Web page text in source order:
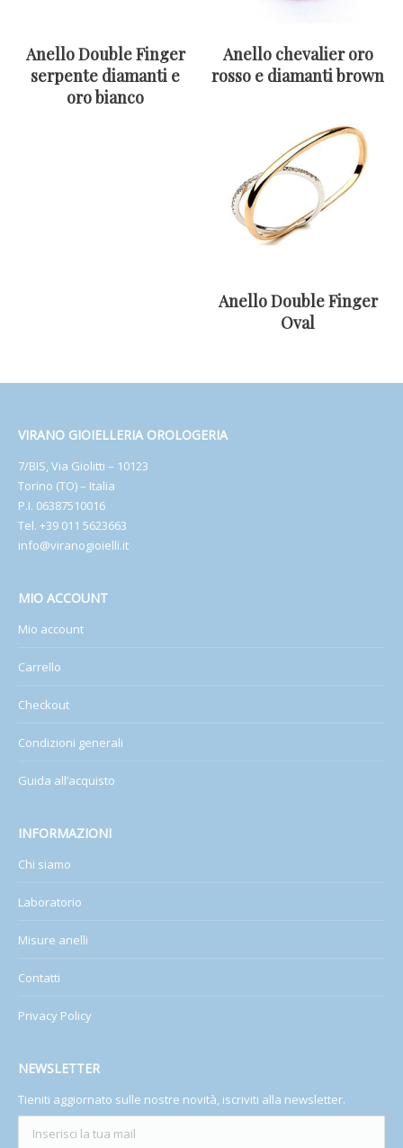
Anello Double Finger
serpente diamanti e
oro bianco
Anello chevalier oro
rosso e diamanti brown
Anello Double Finger
Oval
VIRANO GIOIELLERIA OROLOGERIA
7/BIS, Via Giolitti – 10123
Torino (TO) – Italia
P.I. 06387510016
Tel. +39 011 5623663
info@viranogioielli.it
MIO ACCOUNT
Mio account
Carrello
Checkout
Condizioni generali
Guida all’acquisto
INFORMAZIONI
Chi siamo
Laboratorio
Misure anelli
Contatti
Privacy Policy
NEWSLETTER
Tieniti aggiornato sulle nostre novità, iscriviti alla newsletter.